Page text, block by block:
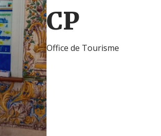
CP
Office de Tourisme